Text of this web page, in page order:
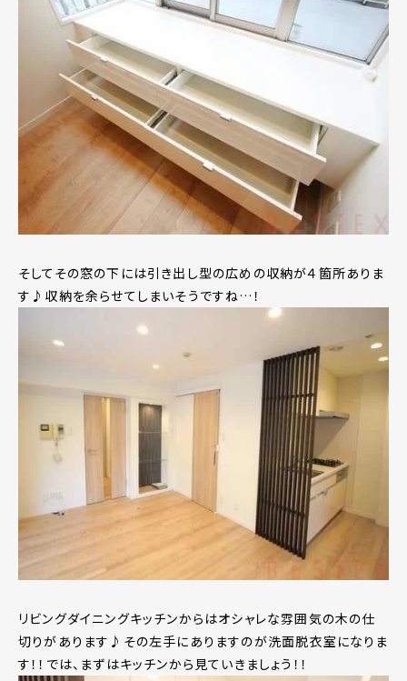
そしてその窓の下には引き出し型の広めの収納が４箇所ありま
す♪収納を余らせてしまいそうですね…！
リビングダイニングキッチンからはオシャレな雰囲気の木の仕
切りがあります♪その左手にありますのが洗面脱衣室になりま
す！！では、まずはキッチンから見ていきましょう！！